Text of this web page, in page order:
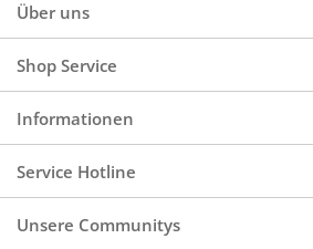
Über uns
Shop Service
Informationen
Service Hotline
Unsere Communitys